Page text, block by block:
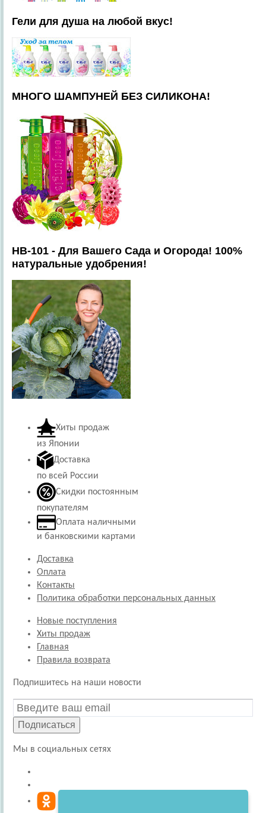
Гели для душа на любой вкус!
МНОГО ШАМПУНЕЙ БЕЗ СИЛИКОНА!
HB-101 - Для Вашего Сада и Огорода! 100%
натуральные удобрения!
Хиты продаж
из Японии
Доставка
по всей России
Скидки постоянным
покупателям
Оплата наличными
и банковскими картами
Доставка
Оплата
Контакты
Политика обработки персональных данных
Новые поступления
Хиты продаж
Главная
Правила возврата
Подпишитесь на наши новости
Подписаться
Мы в социальных сетях